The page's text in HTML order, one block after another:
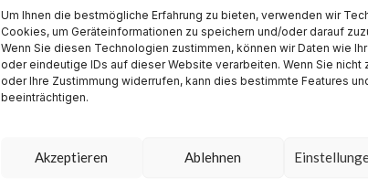
Um Ihnen die bestmögliche Erfahrung zu bieten, verwenden wir
Cookies, um Geräteinformationen zu speichern und/oder darauf
Wenn Sie diesen Technologien zustimmen, können wir Daten wie
oder eindeutige IDs auf dieser Website verarbeiten. Wenn Sie nicht
oder Ihre Zustimmung widerrufen, kann dies bestimmte Features
beeinträchtigen.
Akzeptieren Ablehnen